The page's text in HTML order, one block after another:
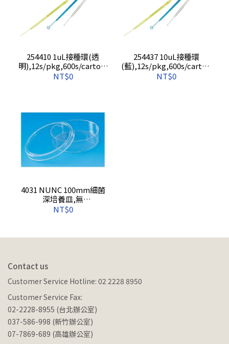
254410 1uL接種環(透
明),12s/pkg,600s/carton,
2400s/cs
NT$0
254437 10uL接種環
(藍),12s/pkg,600s/carton
, 2400s/cs
NT$0
4031 NUNC 100mm細菌
深培養皿,無
菌,12s/pkg,300s/cs
NT$0
Contact us
Customer Service Hotline: 02 2228 8950
Customer Service Fax:
02-2228-8955 (台北辦公室)
037-586-998 (新竹辦公室)
07-7869-689 (高雄辦公室)